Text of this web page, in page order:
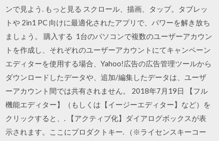
ンで見よう. もっと見る スクロール、描画、タップ。タブレッ
トや 2in1 PC 向けに最適化されたアプリで、パワーを解き放ち
ましょう。 購入する 1台のパソコンで複数のユーザーアカウン
トを作成し、それぞれのユーザーアカウントにてキャンペーン
エディターを使用する場合、Yahoo!広告の広告管理ツールから
ダウンロードしたデータや、追加/編集したデータは、ユーザ
ーアカウント間では共有されません。 2018年7月19日 【フル
機能エディター】（もしくは【イージーエディター】など）を
クリックすると、. 【アクティブ化】ダイアログボックスが表
示されます。ここにプロダクトキー. （※ライセンスキーコー